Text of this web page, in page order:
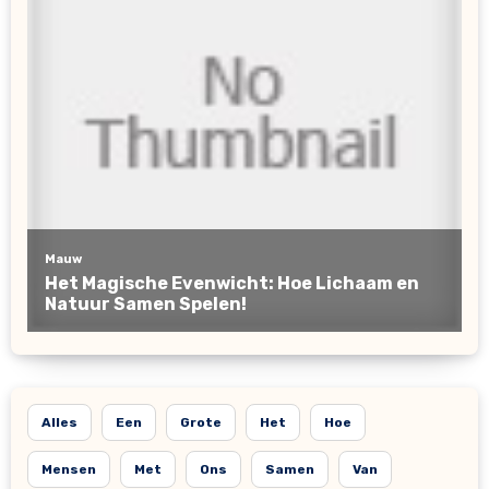
Alles Een Grote Het Hoe
Mensen Met Ons Samen Van